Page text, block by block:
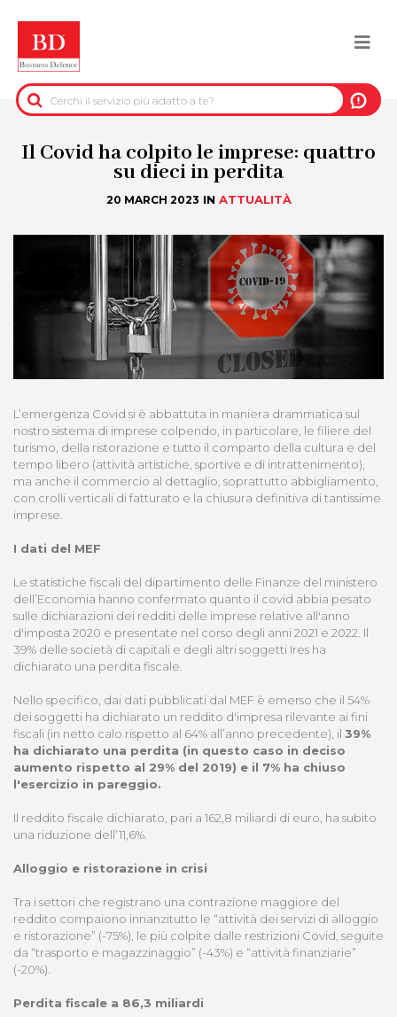
contenuto
principale
BACK
INFORMAZIONI PRE-CONTRATTUALI
INFORMAZIONI PER IL RECUPERO DEL
CREDITO
INFORMAZIONI IMMOBILIARI
DATI UFFICIALI
DUE DILIGENCE
Il Covid ha colpito le imprese: quattro
su dieci in perdita
20 MARCH 2023 IN ATTUALITÀ
L’emergenza Covid si è abbattuta in maniera drammatica sul
nostro sistema di imprese colpendo, in particolare, le filiere del
turismo, della ristorazione e tutto il comparto della cultura e del
tempo libero (attività artistiche, sportive e di intrattenimento),
ma anche il commercio al dettaglio, soprattutto abbigliamento,
con crolli verticali di fatturato e la chiusura definitiva di tantissime
imprese.
I dati del MEF
Le statistiche fiscali del dipartimento delle Finanze del ministero
dell’Economia hanno confermato quanto il covid abbia pesato
sulle dichiarazioni dei redditi delle imprese relative all'anno
d'imposta 2020 e presentate nel corso degli anni 2021 e 2022. Il
39% delle società di capitali e degli altri soggetti Ires ha
dichiarato una perdita fiscale.
Nello specifico, dai dati pubblicati dal MEF è emerso che il 54%
dei soggetti ha dichiarato un reddito d'impresa rilevante ai fini
fiscali (in netto calo rispetto al 64% all’anno precedente), il 39%
ha dichiarato una perdita (in questo caso in deciso
aumento rispetto al 29% del 2019) e il 7% ha chiuso
l'esercizio in pareggio.
Il reddito fiscale dichiarato, pari a 162,8 miliardi di euro, ha subito
una riduzione dell’11,6%.
Alloggio e ristorazione in crisi
Tra i settori che registrano una contrazione maggiore del
reddito compaiono innanzitutto le “attività dei servizi di alloggio
e ristorazione” (-75%), le più colpite dalle restrizioni Covid, seguite
da “trasporto e magazzinaggio” (-43%) e “attività finanziarie”
(-20%).
Perdita fiscale a 86,3 miliardi